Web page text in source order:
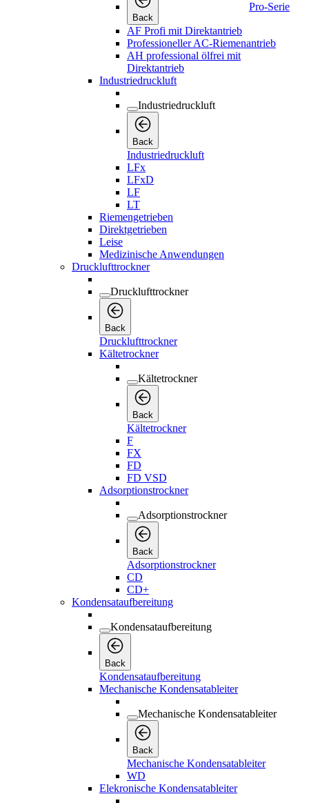
Back
Pro-Serie
AF Profi mit Direktantrieb
Professioneller AC-Riemenantrieb
AH professional ölfrei mit
Direktantrieb
Industriedruckluft
Industriedruckluft
Back
Industriedruckluft
LFx
LFxD
LF
LT
Riemengetrieben
Direktgetrieben
Leise
Medizinische Anwendungen
Drucklufttrockner
Drucklufttrockner
Back
Drucklufttrockner
Kältetrockner
Kältetrockner
Back
Kältetrockner
F
FX
FD
FD VSD
Adsorptionstrockner
Adsorptionstrockner
Back
Adsorptionstrockner
CD
CD+
Kondensataufbereitung
Kondensataufbereitung
Back
Kondensataufbereitung
Mechanische Kondensatableiter
Mechanische Kondensatableiter
Back
Mechanische Kondensatableiter
WD
Elekronische Kondensatableiter